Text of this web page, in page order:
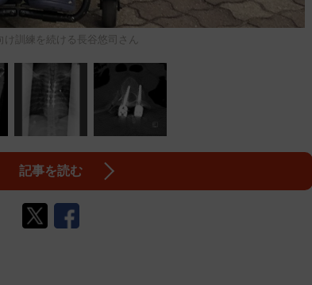
け訓練を続ける長谷悠司さん
記事を読む